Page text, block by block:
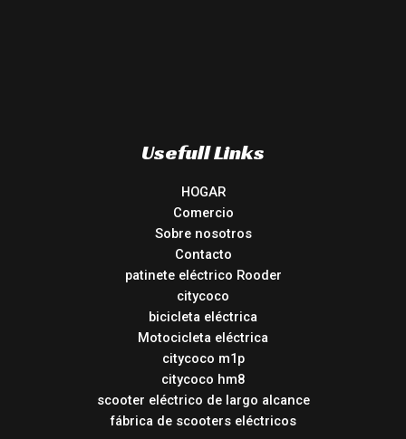
Usefull Links
HOGAR
Comercio
Sobre nosotros
Contacto
patinete eléctrico Rooder
citycoco
bicicleta eléctrica
Motocicleta eléctrica
citycoco m1p
citycoco hm8
scooter eléctrico de largo alcance
fábrica de scooters eléctricos